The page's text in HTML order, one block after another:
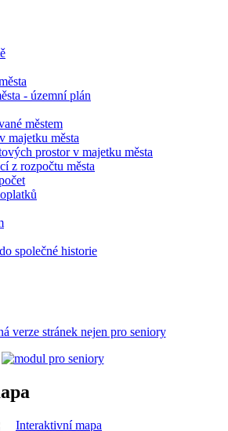
- územní plán
městem
majetku města
prostor v majetku města
z rozpočtu města
společné historie
verze stránek nejen pro seniory